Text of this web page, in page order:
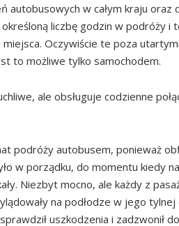
autobusowych w całym kraju
liczbę godzin w podróży i
Oczywiście te poza
to możliwe tylko samochodem.
ale obsługuje codzienne
podróży autobusem, ponieważ
w porządku, do momentu kiedy
Niezbyt mocno, ale każdy z
na podłodze w jego tylnej
uszkodzenia i zadzwonił